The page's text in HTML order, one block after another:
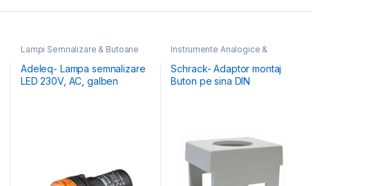
Lampi Semnalizare & Butoane
Adeleq- Lampa semnalizare
LED 230V, AC, galben
Instrumente Analogice &
Lampi Semnalizare &
Butoane
Schrack- Adaptor montaj
Buton pe sina DIN